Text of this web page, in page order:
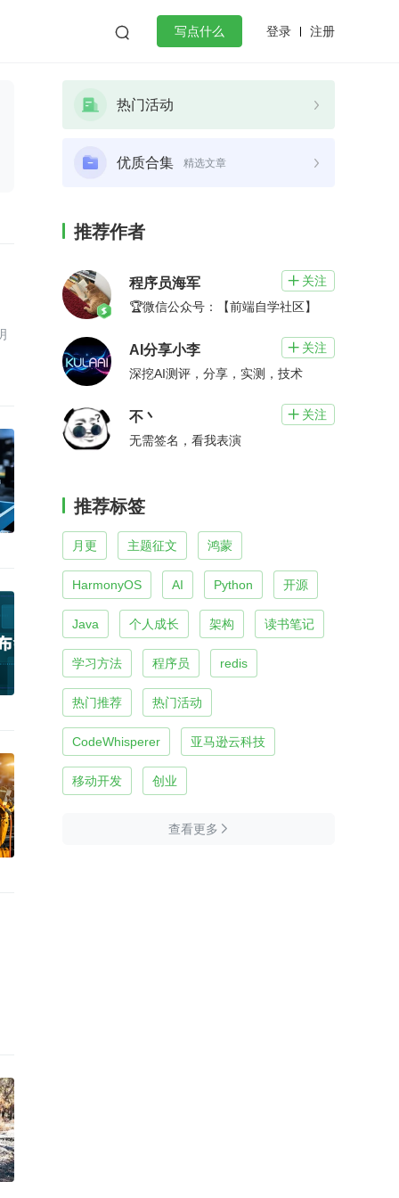
 写点什么 登录 注册
热门活动
优质合集 精选文章
推荐作者
程序员海军  关注
🏆微信公众号：【前端自学社区】
AI分享小李  关注
深挖AI测评，分享，实测，技术
不丶  关注
无需签名，看我表演
推荐标签
月更 主题征文 鸿蒙
HarmonyOS AI Python 开源
Java 个人成长 架构 读书笔记
学习方法 程序员 redis
热门推荐 热门活动
CodeWhisperer 亚马逊云科技
移动开发 创业
查看更多 